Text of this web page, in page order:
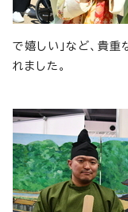
で嬉しい」など、貴
れました。